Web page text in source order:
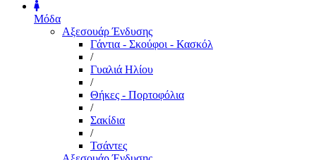
Μόδα
Αξεσουάρ Ένδυσης
Γάντια - Σκούφοι - Κασκόλ
/
Γυαλιά Ηλίου
/
Θήκες - Πορτοφόλια
/
Σακίδια
/
Τσάντες